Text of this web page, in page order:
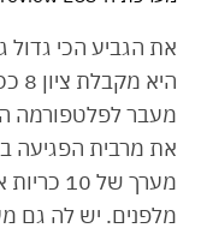
מעבר לפלטפורמה
מערך של
מלפנים. יש לה גם